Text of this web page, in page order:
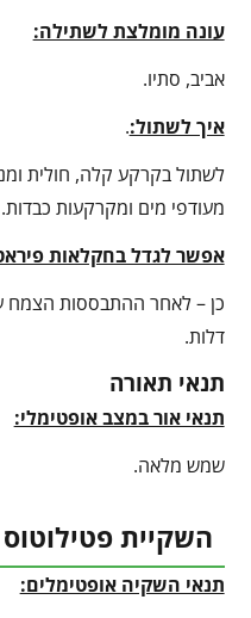
עונה מומלצת לשתילה:
אביב, סתיו.
איך לשתול:.
לשתול בקרקע קלה, חולית
מעודפי מים ומקרקעות כבדות.
אפשר לגדל בחקלאות
כן – לאחר ההתבססות הצמח
דלות.
תנאי תאורה
תנאי אור במצב אופטימלי:
שמש מלאה.
השקיית פטילוטוס
תנאי השקיה אופטימלים: